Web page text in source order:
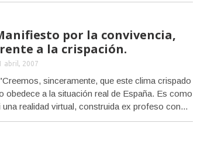
por la convivencia,
a la crispación.
abril, 2007
sinceramente, que este clima crispado
obedece a la situación real de España. Es como
una realidad virtual, construida ex profeso con...